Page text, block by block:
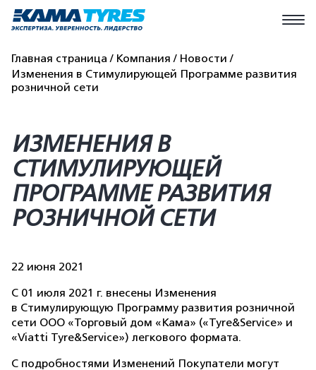
Главная страница Компания
Новости
Изменения в Стимулирующей Программе развития
розничной сети
ИЗМЕНЕНИЯ В
СТИМУЛИРУЮЩЕЙ
ПРОГРАММЕ РАЗВИТИЯ
РОЗНИЧНОЙ СЕТИ
22 июня 2021
С 01 июля 2021 г. внесены Изменения
в Стимулирующую Программу развития розничной
сети ООО «Торговый дом «Кама» («Tyre&Service» и
«Viatti Tyre&Service») легкового формата.
С подробностями Изменений Покупатели могут